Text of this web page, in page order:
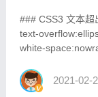
### CSS3 文本超出后显示省
text-
white-space:nowrap;//禁
2021-02-